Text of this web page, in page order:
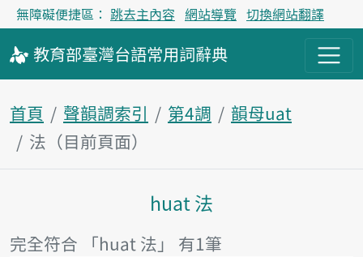
無障礙便捷區： 跳去主內容 網站導覽 切換網站翻譯
教育部臺灣台語常用詞辭典
首頁 聲韻調索引 第4調
韻母uat
法（目前頁面）
主內容區塊
huat 法
完全符合 「huat 法」 有1筆